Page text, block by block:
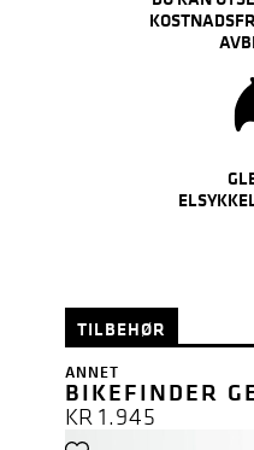
TILBEHØR
ANNET
BIKEFINDER
KR1.945